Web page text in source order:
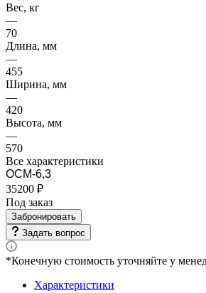
Вес, кг
—
70
Длина, мм
—
455
Ширина, мм
—
420
Высота, мм
—
570
Все характеристики
ОСМ-6,3
35200 ₽
Под заказ
Забронировать
Задать вопрос
*Конечную стоимость уточняйте у
Характеристики